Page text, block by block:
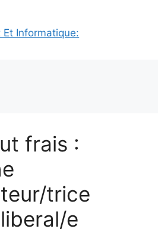
Et Informatique:
frais :
trice
e